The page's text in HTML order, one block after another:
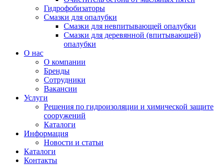
Гидрофобизаторы
Смазки для опалубки
Смазки для невпитывающей опалубки
Смазки для деревянной (впитывающей)
опалубки
О нас
О компании
Бренды
Сотрудники
Вакансии
Услуги
Решения по гидроизоляции и химической защите
сооружений
Каталоги
Информация
Новости и статьи
Каталоги
Контакты